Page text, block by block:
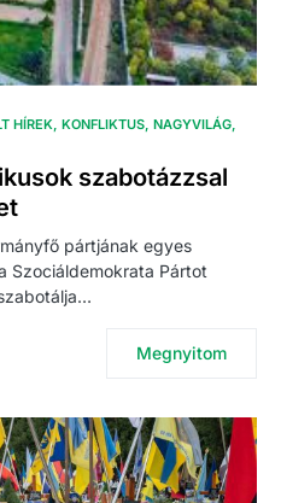
HÍREK KONFLIKTUS NAGYVILÁG
szabotázzsal
pártjának egyes
Szociáldemokrata Pártot
Megnyitom